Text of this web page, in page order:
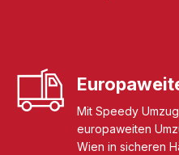
Mit Speedy
europaweiten
Wien in sicheren